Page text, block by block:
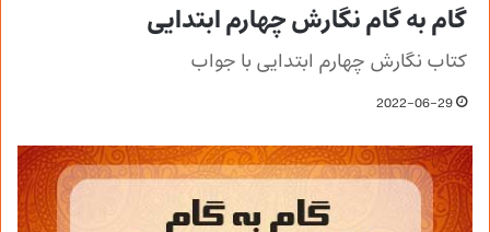
گام به گام نگارش چهارم ابتدایی
کتاب نگارش چهارم ابتدایی با جواب
2022-06-29